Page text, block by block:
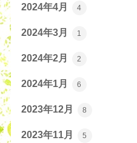
2024年4月 4
2024年3月 1
2024年2月 2
2024年1月 6
2023年12月 8
2023年11月 5